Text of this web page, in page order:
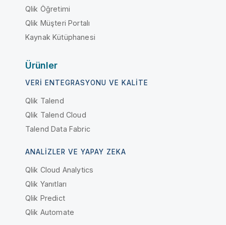
Qlik Öğretimi
Qlik Müşteri Portalı
Kaynak Kütüphanesi
Ürünler
VERI ENTEGRASYONU VE KALITE
Qlik Talend
Qlik Talend Cloud
Talend Data Fabric
ANALIZLER VE YAPAY ZEKA
Qlik Cloud Analytics
Qlik Yanıtları
Qlik Predict
Qlik Automate